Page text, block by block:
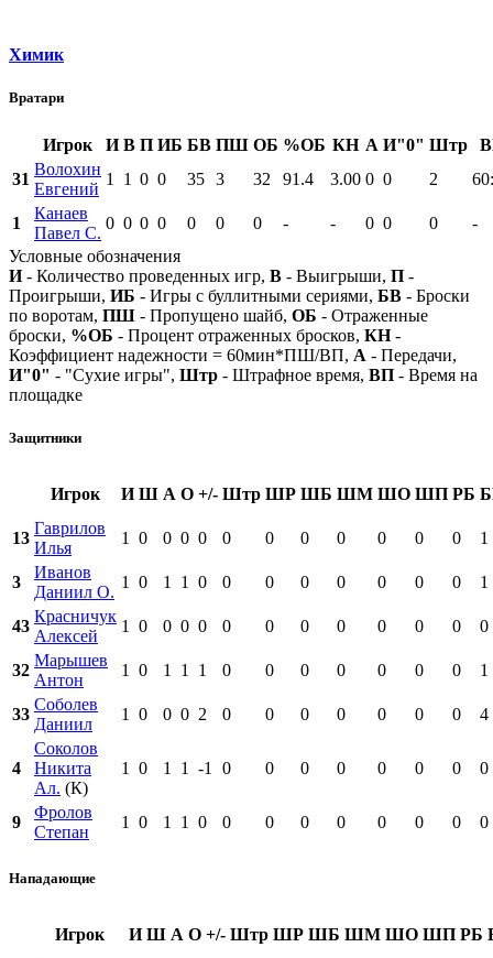
Химик
Вратари
Игрок И В П ИБ БВ ПШ ОБ %ОБ КН А И"0" Штр
31
Волохин
Евгений
1 1 0 0 35 3 32 91.4 3.00 0 0 2
1
Канаев
Павел С.
0 0 0 0 0 0 0 - - 0 0 0
-
Условные обозначения
И- Количество проведенных игр, В - Выигрыши, П -
Проигрыши, ИБ - Игры с буллитными сериями, БВ - Броски
по воротам, ПШ - Пропущено шайб, ОБ - Отраженные
броски, %ОБ - Процент отраженных бросков, КН-
Коэффициент надежности = 60мин*ПШ/ВП, А - Передачи,
И"0" - "Сухие игры", Штр - Штрафное время, ВП - Время на
площадке
Защитники
Игрок И Ш А О +/- Штр ШР ШБ ШМ ШО ШП РБ
13
Гаврилов
Илья
1 0 0 0 0 0 0 0 0 0 0 0 1
3
Иванов
Даниил О.
1 0 1 1 0 0 0 0 0 0 0 0 1
43
Красничук
Алексей
1 0 0 0 0 0 0 0 0 0 0 0 0
32
Марышев
Антон
1 0 1 1 1 0 0 0 0 0 0 0 1
33
Соболев
Даниил
1 0 0 0 2 0 0 0 0 0 0 0 4
4
Соколов
Никита
Ал. (К)
1 0 1 1 -1 0 0 0 0 0 0 0 0
9
Фролов
Степан
1 0 1 1 0 0 0 0 0 0 0 0 0
Нападающие
Игрок И Ш А О +/- Штр ШР ШБ ШМ ШО ШП РБ